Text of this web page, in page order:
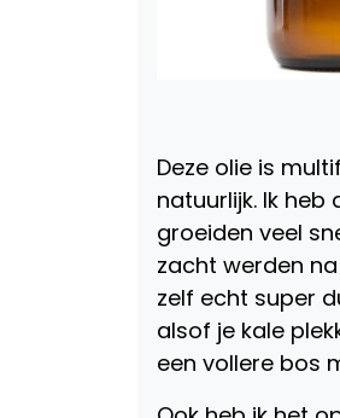
Deze olie is
natuurlijk. Ik heb
groeiden veel
zacht werden
zelf echt super
alsof je kale
een vollere bos